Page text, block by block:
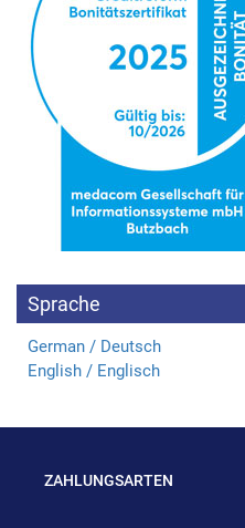
Sprache
German / Deutsch
English / Englisch
ZAHLUNGSARTEN